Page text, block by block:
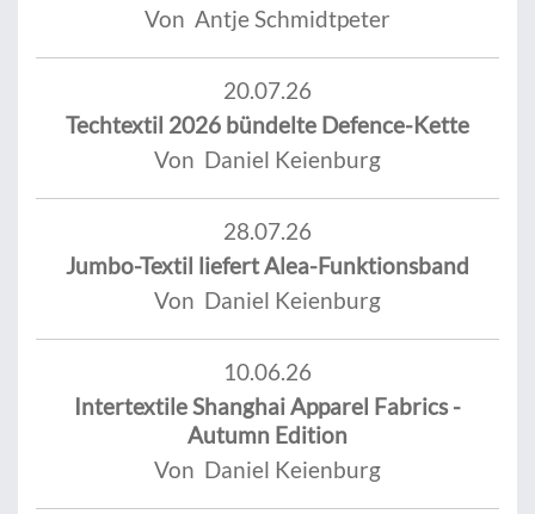
Von Antje Schmidtpeter
20.07.26
Techtextil 2026 bündelte Defence-Kette
Von Daniel Keienburg
28.07.26
Jumbo-Textil liefert Alea-Funktionsband
Von Daniel Keienburg
10.06.26
Intertextile Shanghai Apparel Fabrics -
Autumn Edition
Von Daniel Keienburg